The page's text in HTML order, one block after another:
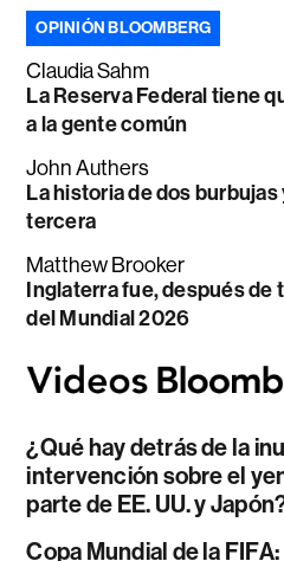
OPINIÓN BLOOMBERG
Claudia Sahm
La Reserva Federal tiene
a la gente común
John Authers
La historia de dos burbujas
tercera
Matthew Brooker
Inglaterra fue, después de
del Mundial 2026
¿Qué hay detrás de la
intervención sobre el
parte de EE. UU. y
Copa Mundial de la FIFA: